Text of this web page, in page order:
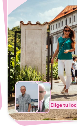
Elige tu